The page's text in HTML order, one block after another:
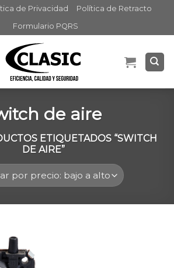
de Privacidad
Política de Retracto
Formulario PQRS
de aire
ETIQUETADOS “SWITCH
DE AIRE”